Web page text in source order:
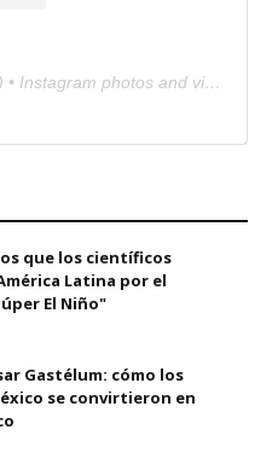
) • Instagram photos and videos
que los científicos
Latina por el
El Niño"
Gastélum: cómo los
se convirtieron en